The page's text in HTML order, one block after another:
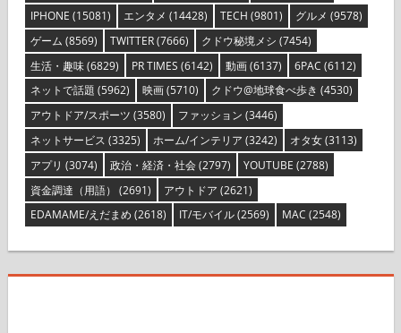
IPHONE (15081) エンタメ (14428) TECH (9801) グルメ (9578)
ゲーム (8569) TWITTER(7666) クドウ秘境メシ (7454)
生活・趣味(6829) PR TIMES (6142) 動画(6137) 6PAC (6112)
ネットで話題 (5962) 映画(5710) クドウ@地球食べ歩き (4530)
アウトドア/スポーツ (3580) ファッション (3446)
ネットサービス (3325) ホーム/インテリア (3242) オタ女(3113)
アプリ (3074) 政治・経済・社会(2797) YOUTUBE (2788)
資金調達（用語） (2691) アウトドア (2621)
EDAMAME/えだまめ (2618) IT/モバイル(2569) MAC (2548)